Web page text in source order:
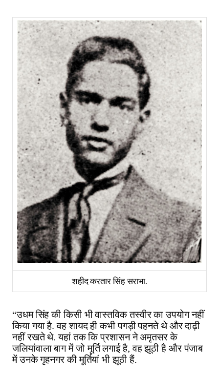
शहीद करतार सिंह सराभा.
“उधम सिंह की किसी भी वास्तविक तस्वीर का उपयोग नहीं
किया गया है. वह शायद ही कभी पगड़ी पहनते थे और दाढ़ी
नहीं रखते थे. यहां तक ​​कि प्रशासन ने अमृतसर के
जलियांवाला बाग में जो मूर्ति लगाई है, वह झूठी है और पंजाब
में उनके गृहनगर की मूर्तियां भी झूठी हैं.